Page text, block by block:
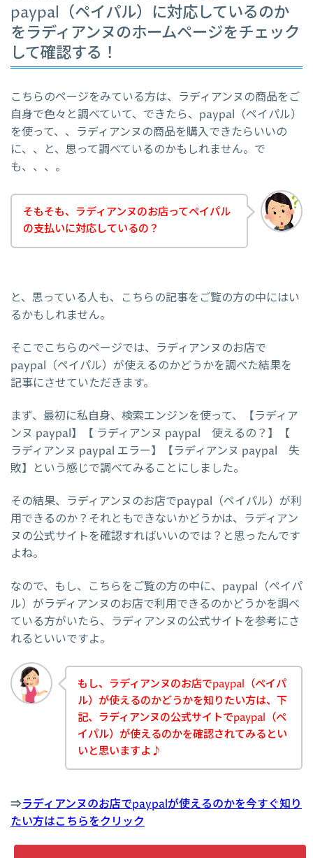
paypal（ペイパル）に対応しているのか
をラディアンヌのホームページをチェック
して確認する！
こちらのページをみている方は、ラディアンヌの商品をご
自身で色々と調べていて、できたら、paypal（ペイパル）
を使って、、ラディアンヌの商品を購入できたらいいの
に、、と、思って調べているのかもしれません。で
も、、、。
そもそも、ラディアンヌのお店ってペイパル
の支払いに対応しているの？
と、思っている人も、こちらの記事をご覧の方の中にはい
るかもしれません。
そこでこちらのページでは、ラディアンヌのお店で
paypal（ペイパル）が使えるのかどうかを調べた結果を
記事にさせていただきます。
まず、最初に私自身、検索エンジンを使って、【ラディア
ンヌ paypal】【 ラディアンヌ paypal 使えるの？】【
ラディアンヌ paypal エラー】【ラディアンヌ paypal 失
敗】という感じで調べてみることにしました。
その結果、ラディアンヌのお店でpaypal（ペイパル）が利
用できるのか？それともできないかどうかは、ラディアン
ヌの公式サイトを確認すればいいのでは？と思ったんです
よね。
なので、もし、こちらをご覧の方の中に、paypal（ペイパ
ル）がラディアンヌのお店で利用できるのかどうかを調べ
ている方がいたら、ラディアンヌの公式サイトを参考にさ
れるといいですよ。
もし、ラディアンヌのお店でpaypal（ペイパ
ル）が使えるのかどうかを知りたい方は、下
記、ラディアンヌの公式サイトでpaypal（ペ
イパル）が使えるのかを確認されてみるとい
いと思いますよ♪
⇒ラディアンヌのお店でpaypalが使えるのかを今すぐ知り
たい方はこちらをクリック